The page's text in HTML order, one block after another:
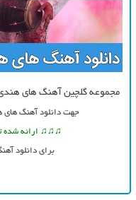
مجموعه گلچین آهنگ های
جهت دانلود آهنگ های
♫♫♫ ارائه
برای دانلود